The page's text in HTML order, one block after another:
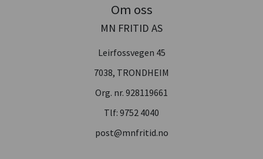
Om oss
MN FRITID AS
Leirfossvegen 45
7038, TRONDHEIM
Org. nr. 928119661
Tlf: 9752 4040
post@mnfritid.no